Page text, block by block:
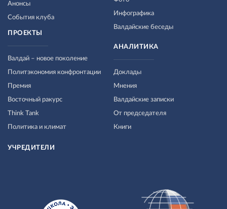
Инфографика
Валдайские беседы
Анонсы
События клуба
ПРОЕКТЫ
Валдай – новое поколение
Политэкономия конфронтации
Премия
Восточный ракурс
Think Tank
Политика и климат
АНАЛИТИКА
Доклады
Мнения
Валдайские записки
От председателя
Книги
УЧРЕДИТЕЛИ